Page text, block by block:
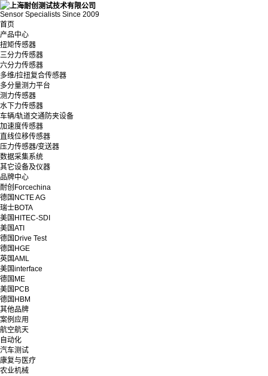
Sensor Specialists Since 2009
首页
产品中心
扭矩传感器
三分力传感器
六分力传感器
多维/拉扭复合传感器
多分量测力平台
测力传感器
水下力传感器
车辆/轨道交通防夹设备
加速度传感器
直线位移传感器
压力传感器/变送器
数据采集系统
其它设备及仪器
品牌中心
耐创Forcechina
德国NCTE AG
瑞士BOTA
美国HITEC-SDI
美国ATI
德国Drive Test
德国HGE
英国AML
美国interface
德国ME
美国PCB
德国HBM
其他品牌
案例应用
航空航天
自动化
汽车测试
康复与医疗
农业机械